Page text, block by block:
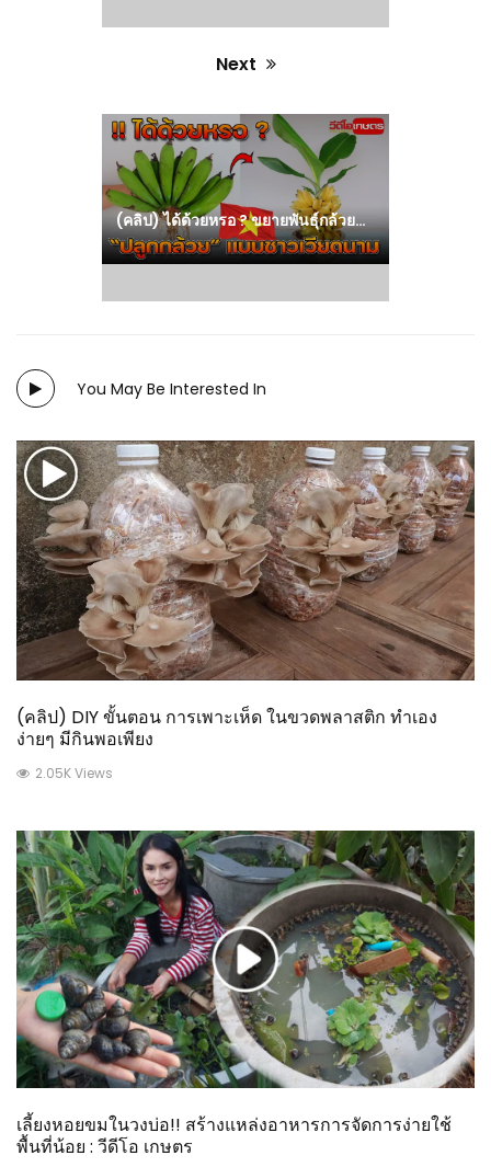
Next
(คลิป) ได้ด้วยหรอ ? ขยายพันธุ์กล้วยน้ำว้า แบบชาวเวียดนาม
You May Be Interested In
(คลิป) DIY ขั้นตอน การเพาะเห็ด ในขวดพลาสติก ทำเอง
ง่ายๆ มีกินพอเพียง
2.05K Views
เลี้ยงหอยขมในวงบ่อ!! สร้างแหล่งอาหารการจัดการง่ายใช้
พื้นที่น้อย : วีดีโอ เกษตร